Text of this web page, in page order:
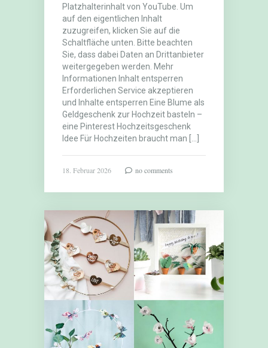
Platzhalterinhalt von YouTube. Um
auf den eigentlichen Inhalt
zuzugreifen, klicken Sie auf die
Schaltfläche unten. Bitte beachten
Sie, dass dabei Daten an Drittanbieter
weitergegeben werden. Mehr
Informationen Inhalt entsperren
Erforderlichen Service akzeptieren
und Inhalte entsperren Eine Blume als
Geldgeschenk zur Hochzeit basteln –
eine Pinterest Hochzeitsgeschenk
Idee Für Hochzeiten braucht man […]
18. Februar 2026 no comments